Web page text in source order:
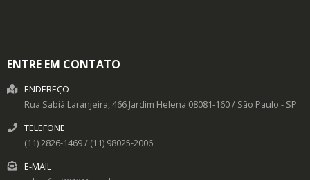
ENTRE EM CONTATO
ENDEREÇO
Rua Sabiá Laranjeira, 466 Jardim Helena 08081-160/ São Paulo - SP
TELEFONE
(11) 2826-1469 / (11) 98025-2006
E-MAIL